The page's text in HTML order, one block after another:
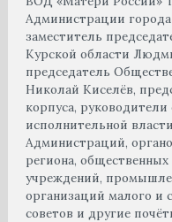
Администрации
заместитель
Курской области
председатель
Николай Киселёв,
корпуса,
исполнительной
Администраций,
региона,
учреждений,
организаций малого и
советов и другие